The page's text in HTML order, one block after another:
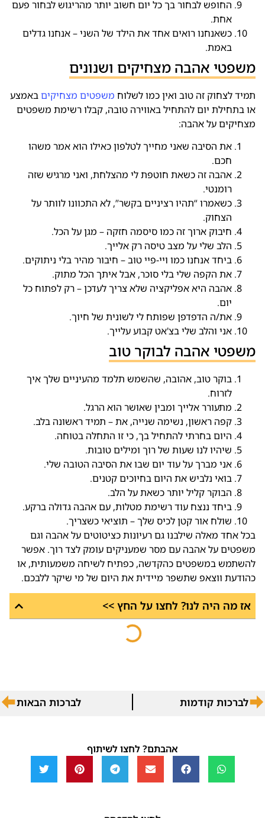
החופש לבחור בך כל יום חשוב יותר מהריגוש לבחור פעם
אחת.
כשאנחנו רואים אחד את הילד של השני – אנחנו גדלים
באמת.
משפטי אהבה מצחיקים ושנונים
תמיד לצחוק זה טוב ואין כמו לשלוח משפטים מצחיקיםבאמצע
או בתחילת יום להתחיל באווירה טובה, קבלו רשימת משפטים
מצחיקים על אהבה:
את הסיבה שאני מחייך לטלפון כאילו הוא אמר משהו
חכם.
אהבה זה כשאת חוטפת לי מהצלחת, ואני מרגיש שזה
רומנטי.
כשאמרו “תהיו רציניים בקשר”, לא התכוונו לוותר על
הצחוק.
חיבוק ארוך זה כמו סיסמה חזקה – מגן על הכל.
הלב שלי על מצב טיסה רק אלייך.
ביחד אנחנו כמו ויי-פיי טוב – חיבור מהיר בלי ניתוקים.
את הקפה שלי בלי סוכר, אבל איתך הכל מתוק.
אהבה היא אפליקציה שלא צריך לעדכן – רק לפתוח כל
יום.
את/ה הדפדפן שפותח לי לשונית של חיוך.
אני והלב שלי בצ'אט קבוע עלייך.
משפטי אהבה לבוקר טוב
בוקר טוב, אהובה, שהשמש תלמד מהעיניים שלך איך
לזרוח.
מתעורר אלייך ומבין שאושר הוא הרגל.
קפה ראשון, נשימה שנייה, את – תמיד ראשונה בלב.
היום בחרתי להתחיל בך, כי זו התחלה בטוחה.
שיהיו לנו שעות של רוך ומילים טובות.
אני מברך על עוד יום שבו את הסיבה הטובה שלי.
בואי נלביש את היום בחיוכים קטנים.
הבוקר קליל יותר כשאת על הלב.
ביחד ננצח עוד רשימת מטלות, עם אהבה גדולה ברקע.
שולח אור קטן לכיס שלך – תוציאי כשצריך.
בכל אחד מאלה שילבנו גם רעיונות כציטוטים על אהבה וגם
משפטים על אהבה עם מסר שמעניקים עומק לצד רוך. אפשר
להשתמש במשפטים כהקדשה, כפתיח לשיחה משמעותית, או
כהודעת ווצאפ שתשפר מיידית את היום של מי שיקר ללבכם.
אז מה היה לנו? לחצו על החץ >>
לברכות קודמות לברכות הבאות
אהבתם? לחצו לשיתוף